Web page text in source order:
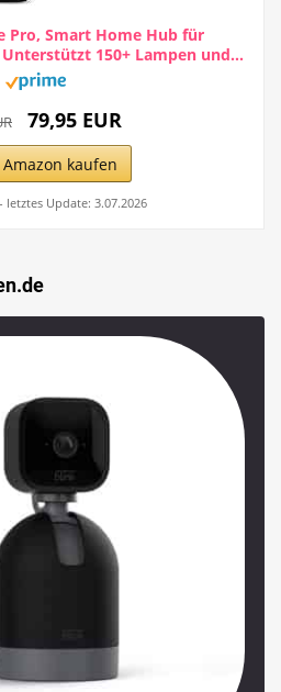
Pro, Smart Home Hub für
150+ Lampen und...
79,95 EUR
kaufen
Update: 3.07.2026